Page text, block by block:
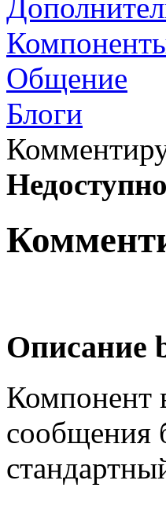
Общение
Блоги
Описание
Компонент
сообщения